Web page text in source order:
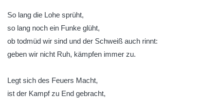
So lang die Lohe sprüht,
so lang noch ein Funke glüht,
ob todmüd wir sind und der Schweiß auch rinnt:
geben wir nicht Ruh, kämpfen immer zu.
Legt sich des Feuers Macht,
ist der Kampf zu End gebracht,